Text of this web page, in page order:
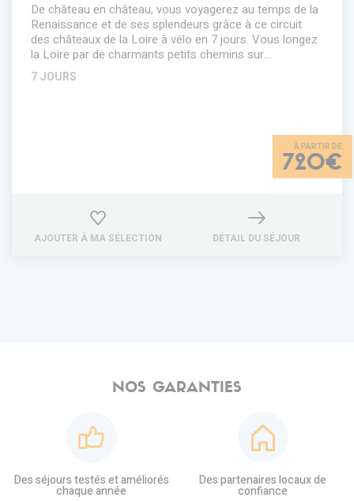
De château en château, vous voyagerez au temps de la
Renaissance et de ses splendeurs grâce à ce circuit
des châteaux de la Loire à vélo en 7 jours. Vous longez
la Loire par de charmants petits chemins sur…
7 JOURS
720€
AJOUTER À MA SÉLECTION DÉTAIL DU SÉJOUR
NOS GARANTIES
Des séjours testés et améliorés
chaque année
Des partenaires locaux de
confiance